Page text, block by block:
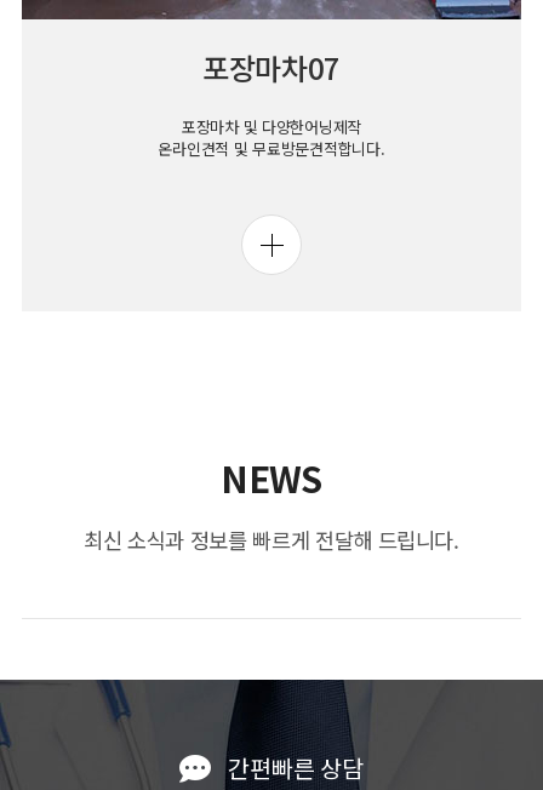
포장마차07
포장마차 및 다양한어닝제작
온라인견적 및 무료방문견적합니다.
NEWS
최신 소식과 정보를 빠르게 전달해 드립니다.
간편빠른 상담